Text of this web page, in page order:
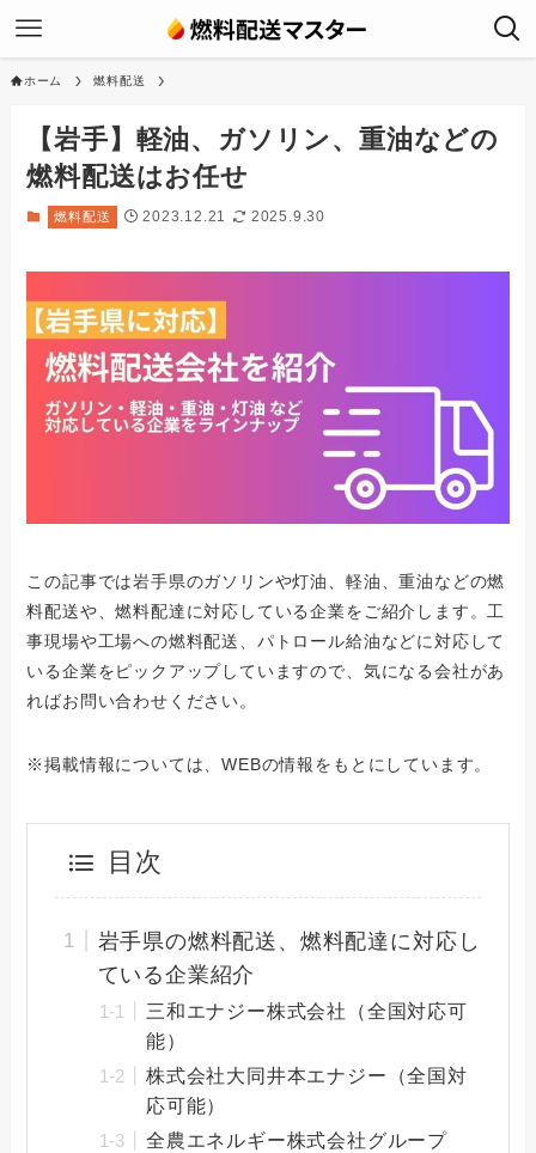
ホーム 燃料配送
【岩手】軽油、ガソリン、重油などの
燃料配送はお任せ
燃料配送 2023.12.21 2025.9.30
この記事では岩手県のガソリンや灯油、軽油、重油などの燃
料配送や、燃料配達に対応している企業をご紹介します。工
事現場や工場への燃料配送、パトロール給油などに対応して
いる企業をピックアップしていますので、気になる会社があ
ればお問い合わせください。
※掲載情報については、WEBの情報をもとにしています。
目次
岩手県の燃料配送、燃料配達に対応し
ている企業紹介
三和エナジー株式会社（全国対応可
能）
株式会社大同井本エナジー（全国対
応可能）
全農エネルギー株式会社グループ